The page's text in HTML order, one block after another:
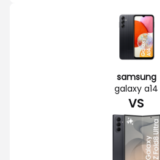
samsung
galaxy a14
VS